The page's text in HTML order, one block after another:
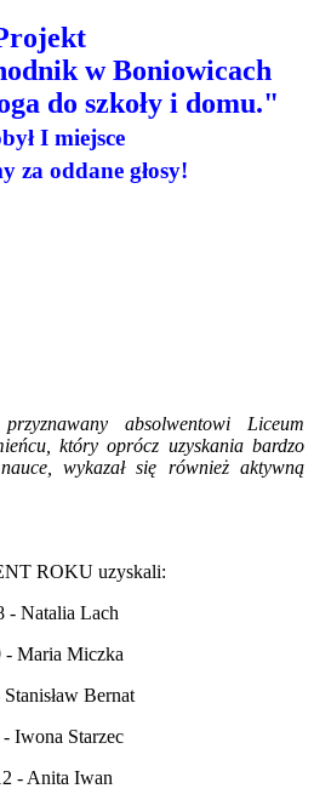
w Boniowicach
do szkoły i domu."
I miejsce
za oddane głosy!
absolwentowi Liceum
który oprócz uzyskania bardzo
wykazał się również aktywną
ROKU uzyskali:
- Natalia Lach
- Maria Miczka
Bernat
- Iwona Starzec
- Anita Iwan